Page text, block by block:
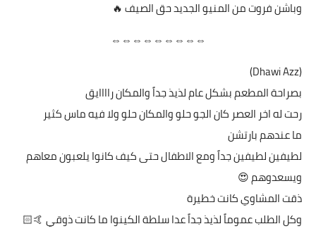
وباشن فروت من المنيو الجديد حق الصيف 🔥
⇔⇔⇔⇔⇔⇔⇔⇔⇔
(Dhawi Azz)
بصراحة المطعم بشكل عام لذيذ جداً والمكان راااايق
رحت له اخر العصر كان الجو حلو والمكان حلو ولا فيه ماس كثير
ما عندهم بارتشن
لطيفين لطيفين جداً ومع الاطفال حتى كيف كانوا يلعبون معاهم
ويسعدوهم 😍
ذقت المشاوي كانت خطيرة
وكل الطلب عموماً لذيذ جداً عدا سلطة الكينوا ما كانت ذوقي 🤙🏻